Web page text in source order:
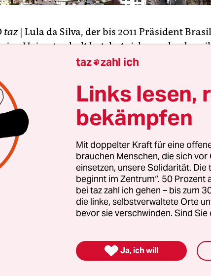
taz | Lula da Silva, der bis 2011 Präsident
Heimat geholt hat, hat sich von den
stets verführen lassen. Dilma Rousseff, die
wie Lula in der Arbeiterpartei PT, hält
den Funktionären.
des Staates zur Führung des
schizophren. Lula wusste ganz genau, wer
Figur Ricardo Teixeira, bis 2012 Chef des
war. Ein sinistrer Typ, der den Posten
in Korruptionsaffairen verlassen
taz zahl ich
Links lesen,
bekämpfen
Mit doppelter Kraft für eine
brauchen Menschen, die sich
einsetzen, unsere Solidarität.
beginnt im Zentrum“. 50 Prozent
bei taz zahl ich gehen – bis zum
die linke, selbstverwaltete Orte
bevor sie verschwinden. Sind Sie
 Ja, ich will